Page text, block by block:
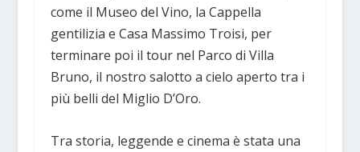
come il Museo del Vino, la Cappella
gentilizia e Casa Massimo Troisi, per
terminare poi il tour nel Parco di Villa
Bruno, il nostro salotto a cielo aperto tra i
più belli del Miglio D’Oro.
Tra storia, leggende e cinema è stata una